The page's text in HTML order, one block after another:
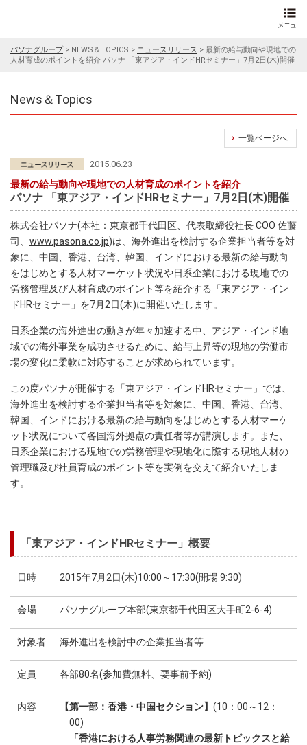
パソナグループ> NEWS＆TOPICS > ニュースリリース > 最新の給与動向や現地での
人材育成のポイントを紹介 パソナ 「東アジア・インドHRセミナー」7月2日(木)開催
News＆Topics
一覧ページへ
2015.06.23
最新の給与動向や現地での人材育成のポイントを紹介
パソナ 「東アジア・インドHRセミナー」7月2日(木)開催
株式会社パソナ(本社：東京都千代田区、代表取締役社長 COO 佐藤
司、 www.pasona.co.jp)は、海外進出を検討する企業担当者等を対
象に、中国、香港、台湾、韓国、インドにおける最新の給与動向
をはじめとする人材マーケット状況や日系企業における現地での
労務管理及び人材育成のポイント等を紹介する「東アジア・イン
ドHRセミナー」を7月2日(木)に開催いたします。
日系企業の海外進出の動きが年々加速する中、アジア・インド地
域での海外事業を成功させるために、給与上昇等の現地の労働市
場の変化に柔軟に対応することが求められています。
この度パソナが開催する「東アジア・インドHRセミナー」では、
海外進出を検討する企業担当者等を対象に、中国、香港、台湾、
韓国、インドにおける最新の給与動向をはじめとする人材マーケ
ット状況について各国海外拠点の責任者等が講演します。また、
日系企業における現地での労務管理や現地化に際する現地人材の
管理職及び社員育成のポイント等を実例を交えて紹介いたしま
す。
「東アジア・インドHRセミナー」概要
日時 2015年7月2日(木)10:00～17:30(開場 9:30)
会場 パソナグループ本部(東京都千代田区大手町2-6-4)
対象者 海外進出を検討中の企業担当者等
定員 各部80名(参加費無料、要事前予約)
内容 【第一部：香港・中国セクション】 (10：00～12：
00)
「香港における人事労務関連の最新トピックスと給